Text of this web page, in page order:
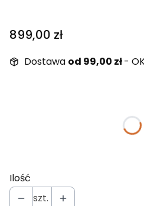
Cena
899,00 zł
Dostawa od 99,00 zł-
Poszczególne warianty
Ilość
szt.